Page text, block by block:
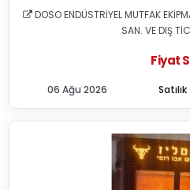
DOSO ENDÜSTRİYEL MUTFAK
SAN. VE DIŞ
Fiyat
Satılık
06 Ağu 2026